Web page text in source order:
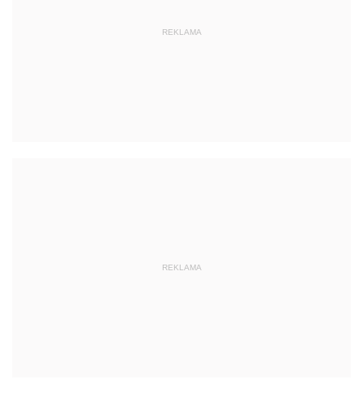
REKLAMA
REKLAMA